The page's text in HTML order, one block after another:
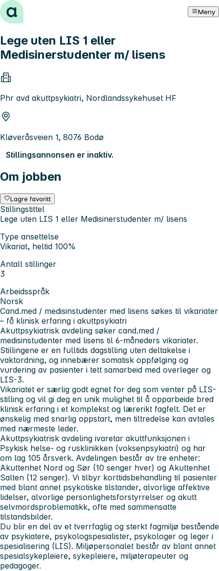
Hopp til innhold Meny
Lege uten LIS 1 eller
Medisinerstudenter m/ lisens
Phr avd akuttpsykiatri, Nordlandssykehuset HF
Kløveråsveien 1, 8076 Bodø
Stillingsannonsen er inaktiv.
Om jobben
Lagre favoritt
Stillingstittel
Lege uten LIS 1 eller Medisinerstudenter m/ lisens
Type ansettelse
Vikariat, heltid 100%
Antall stillinger
3
Arbeidsspråk
Norsk
Cand.med / medisinstudenter med lisens søkes til vikariater
– få klinisk erfaring i akuttpsykiatri
Akuttpsykiatrisk avdeling søker cand.med /
medisinstudenter med lisens til 6-måneders vikariater.
Stillingene er en fulltids dagstilling uten deltakelse i
vaktordning, og innebærer somatisk oppfølging og
vurdering av pasienter i tett samarbeid med overleger og
LIS-3.
Vikariatet er særlig godt egnet for deg som venter på LIS-
stilling og vil gi deg en unik mulighet til å opparbeide bred
klinisk erfaring i et komplekst og lærerikt fagfelt. Det er
ønskelig med snarlig oppstart, men tiltredelse kan avtales
med nærmeste leder.
Akuttpsykiatrisk avdeling ivaretar akuttfunksjonen i
Psykisk helse- og rusklinikken (voksenpsykiatri) og har
om lag 105 årsverk. Avdelingen består av tre enheter:
Akuttenhet Nord og Sør (10 senger hver) og Akuttenhet
Salten (12 senger). Vi tilbyr korttidsbehandling til pasienter
med blant annet psykotiske tilstander, alvorlige affektive
lidelser, alvorlige personlighetsforstyrrelser og akutt
selvmordsproblematikk, ofte med sammensatte
tilstandsbilder.
Du blir en del av et tverrfaglig og sterkt fagmiljø bestående
av psykiatere, psykologspesialister, psykologer og leger i
spesialisering (LIS). Miljøpersonalet består av blant annet
spesialsykepleiere, sykepleiere, miljøterapeuter og
pedagoger.